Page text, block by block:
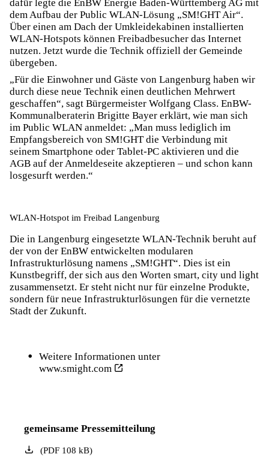
dafür legte die EnBW Energie Baden-Württemberg AG mit
dem Aufbau der Public WLAN-Lösung „SM!GHT Air“.
Über einen am Dach der Umkleidekabinen installierten
WLAN-Hotspots können Freibadbesucher das Internet
nutzen. Jetzt wurde die Technik offiziell der Gemeinde
übergeben.
„Für die Einwohner und Gäste von Langenburg haben wir
durch diese neue Technik einen deutlichen Mehrwert
geschaffen“, sagt Bürgermeister Wolfgang Class. EnBW-
Kommunalberaterin Brigitte Bayer erklärt, wie man sich
im Public WLAN anmeldet: „Man muss lediglich im
Empfangsbereich von SM!GHT die Verbindung mit
seinem Smartphone oder Tablet-PC aktivieren und die
AGB auf der Anmeldeseite akzeptieren – und schon kann
losgesurft werden.“
WLAN-Hotspot im Freibad Langenburg
Die in Langenburg eingesetzte WLAN-Technik beruht auf
der von der EnBW entwickelten modularen
Infrastrukturlösung namens „SM!GHT“. Dies ist ein
Kunstbegriff, der sich aus den Worten smart, city und light
zusammensetzt. Er steht nicht nur für einzelne Produkte,
sondern für neue Infrastrukturlösungen für die vernetzte
Stadt der Zukunft.
Weitere Informationen unter
www.smight.com
gemeinsame Pressemitteilung
(PDF108 kB)